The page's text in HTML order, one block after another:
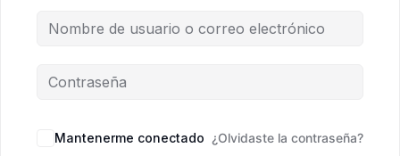
Mantenerme conectado ¿Olvidaste la contraseña?